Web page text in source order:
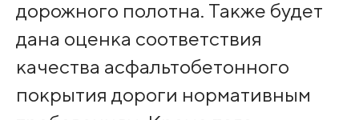
дорожного полотна. Также будет
дана оценка соответствия
качества асфальтобетонного
покрытия дороги нормативным